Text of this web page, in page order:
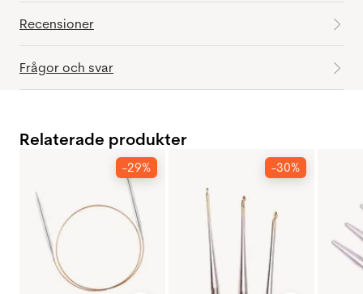
Recensioner
Frågor och svar
Relaterade produkter
-29% -30%